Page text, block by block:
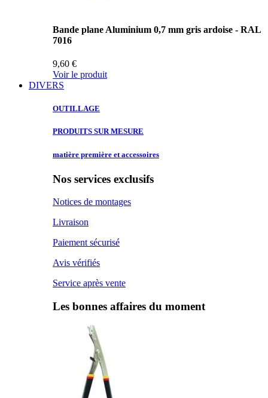
Bande plane Aluminium 0,7 mm gris ardoise - RAL
7016
9,60 €
Voir le produit
DIVERS
OUTILLAGE
PRODUITS SURMESURE
matière première et accessoires
Nos services exclusifs
Notices de montages
Livraison
Paiement sécurisé
Avis vérifiés
Service après vente
Les bonnes affaires du moment